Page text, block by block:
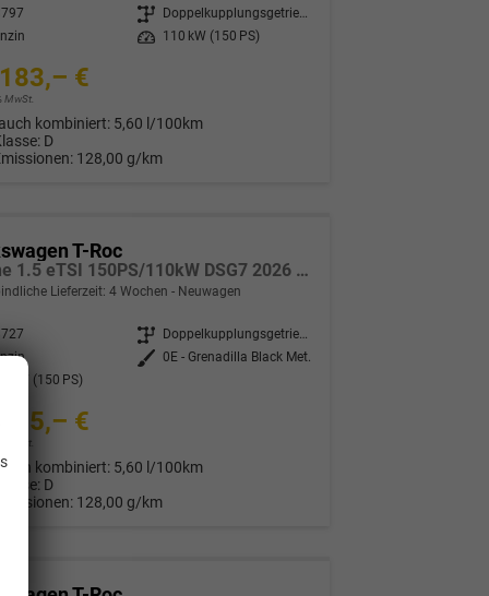
Getriebe
Doppelkupplungsgetriebe (DSG)
Leistung 110 kW (150 PS)
€
MwSt.
kombiniert: 5,60 l/100km
D
128,00 g/km
T-Roc
R-Line 1.5 eTSI 150PS/110kW DSG7 2026 *Neues Modell* | +AHK+PARK ASSIST PLUS+18"ALU
Lieferzeit:4 Wochen Neuwagen
Getriebe
Doppelkupplungsgetriebe (DSG)
Außenfarbe 0E - Grenadilla Black Met.
kW (150 PS)
€
MwSt.
kombiniert: 5,60 l/100km
D
128,00 g/km